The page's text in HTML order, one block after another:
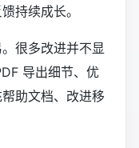
持续成长。
很多改进并不显
导出细节、优
助文档、改进移